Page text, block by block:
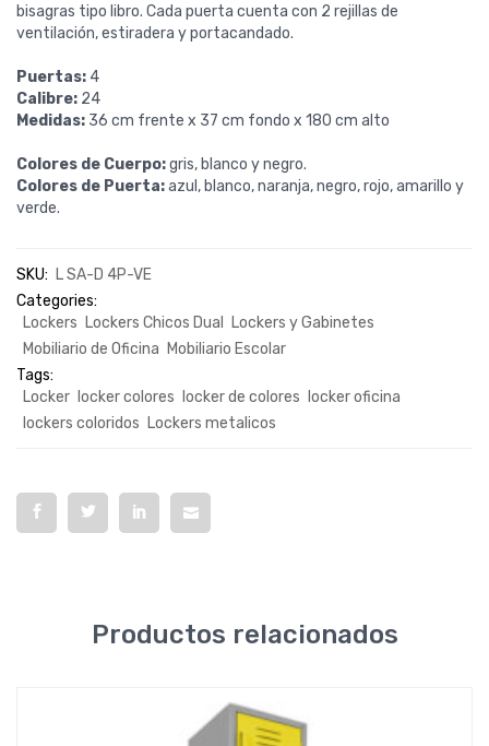
bisagras tipo libro. Cada puerta cuenta con 2 rejillas de
ventilación, estiradera y portacandado.
Puertas: 4
Calibre: 24
Medidas: 36 cm frente x 37 cm fondo x 180 cm alto
Colores de Cuerpo:gris, blanco y negro.
Colores de Puerta:azul, blanco, naranja, negro, rojo, amarillo y
verde.
SKU: L SA-D 4P-VE
Categories:
Lockers Lockers Chicos Dual
Lockers y Gabinetes
Mobiliario de Oficina Mobiliario Escolar
Tags:
Locker locker colores locker de colores
locker oficina
lockers coloridos Lockers metalicos
Productos relacionados